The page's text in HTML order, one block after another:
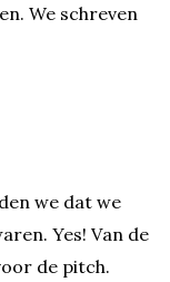
We schreven
we dat we
Yes! Van de
de pitch.